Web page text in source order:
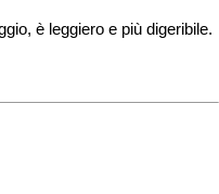
è leggiero e più digeribile.